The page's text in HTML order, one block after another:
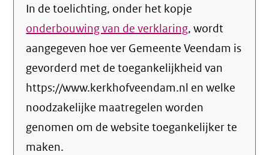
In de toelichting, onder het kopje
onderbouwing van de verklaring, wordt
aangegeven hoe ver Gemeente Veendam is
gevorderd met de toegankelijkheid van
https://www.kerkhofveendam.nl en welke
noodzakelijke maatregelen worden
genomen om de website toegankelijker te
maken.